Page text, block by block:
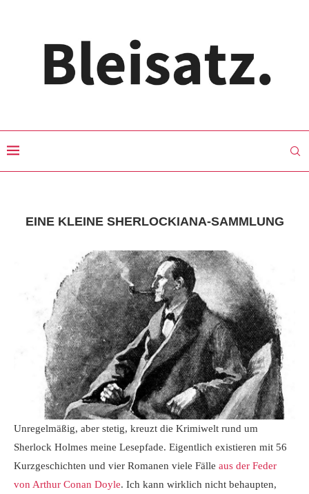
EINE KLEINE SHERLOCKIANA-SAMMLUNG
Unregelmäßig, aber stetig, kreuzt die Krimiwelt rund um
Sherlock Holmes meine Lesepfade. Eigentlich existieren mit 56
Kurzgeschichten und vier Romanen viele Fälle aus der Feder
von Arthur Conan Doyle. Ich kann wirklich nicht behaupten,